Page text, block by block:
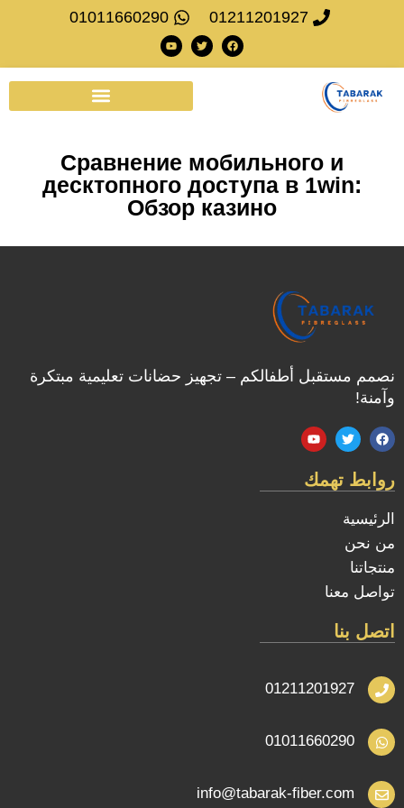
01211201927
01011660290
Сравнение мобильного и
десктопного доступа в 1win:
Обзор казино
نصمم مستقبل أطفالكم – تجهيز حضانات تعليمية مبتكرة
وآمنة!
روابط تهمك
الرئيسية
من نحن
منتجاتنا
تواصل معنا
اتصل بنا
01211201927
01011660290
info@tabarak-fiber.com